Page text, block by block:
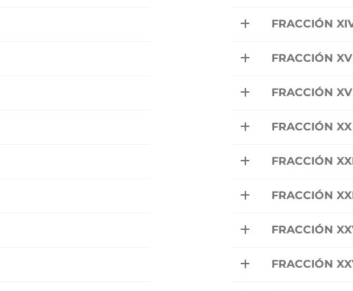
FRACCIÓN
FRACCIÓN
FRACCIÓN
FRACCIÓN XX
FRACCIÓN
FRACCIÓN
FRACCIÓN
FRACCIÓN